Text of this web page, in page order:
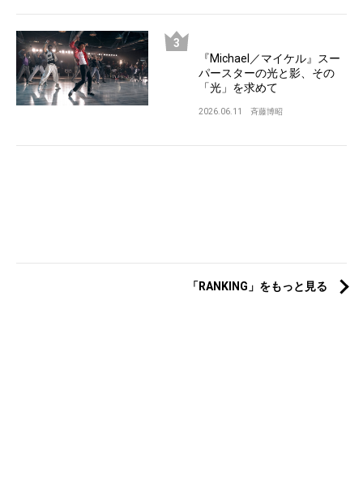
『Michael／マイケル』スー
パースターの光と影、その
「光」を求めて
2026.06.11 斉藤博昭
「RANKING」をもっと見る